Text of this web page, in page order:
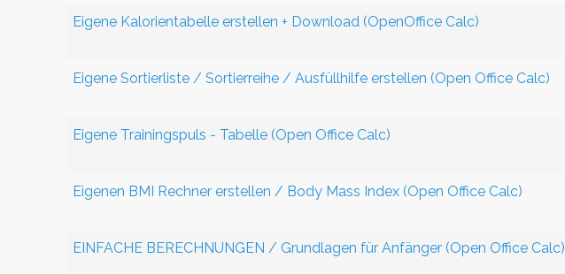
Eigene Kalorientabelle erstellen + Download (OpenOffice Calc)
Eigene Sortierliste / Sortierreihe / Ausfüllhilfe erstellen (Open Office Calc)
Eigene Trainingspuls - Tabelle (Open Office Calc)
Eigenen BMI Rechner erstellen / Body Mass Index (Open Office Calc)
EINFACHE BERECHNUNGEN / Grundlagen für Anfänger (Open Office Calc)